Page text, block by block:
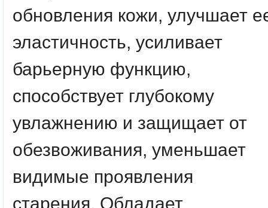
обновления кожи, улучшает
эластичность, усиливает
барьерную функцию,
способствует глубокому
увлажнению и защищает от
обезвоживания, уменьшает
видимые проявления
старения. Обладает